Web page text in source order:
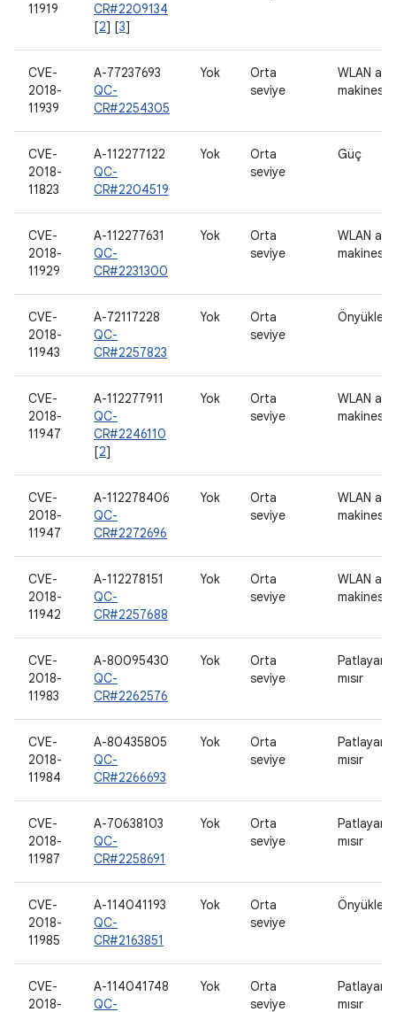
11919
CR#2209134
[2] [3]
CVE-
2018-
11939
A-77237693
QC-
CR#2254305
Yok
Orta
seviye
WLAN ana
makinesi
CVE-
2018-
11823
A-112277122
QC-
CR#2204519
Yok
Orta
seviye
Güç
CVE-
2018-
11929
A-112277631
QC-
CR#2231300
Yok
Orta
seviye
WLAN ana
makinesi
CVE-
2018-
11943
A-72117228
QC-
CR#2257823
Yok
Orta
seviye
CVE-
2018-
11947
A-112277911
QC-
CR#2246110
[2]
Yok
Orta
seviye
WLAN ana
makinesi
CVE-
2018-
11947
A-112278406
QC-
CR#2272696
Yok
Orta
seviye
WLAN ana
makinesi
CVE-
2018-
11942
A-112278151
QC-
CR#2257688
Yok
Orta
seviye
WLAN ana
makinesi
CVE-
2018-
11983
A-80095430
QC-
CR#2262576
Yok
Orta
seviye
Patlayan
mısır
CVE-
2018-
11984
A-80435805
QC-
CR#2266693
Yok
Orta
seviye
Patlayan
mısır
CVE-
2018-
11987
A-70638103
QC-
CR#2258691
Yok
Orta
seviye
Patlayan
mısır
CVE-
2018-
11985
A-114041193
QC-
CR#2163851
Yok
Orta
seviye
CVE-
2018-
A-114041748
QC-
Yok
Orta
seviye
Patlayan
mısır